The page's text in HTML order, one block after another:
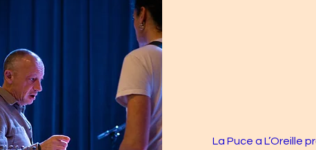
La Puce a L’Oreille